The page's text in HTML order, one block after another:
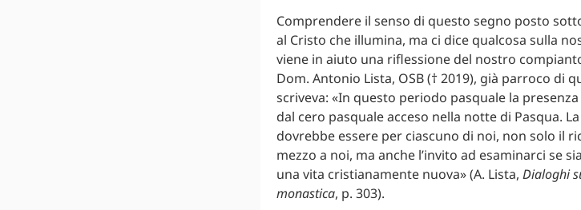
Comprendere il senso di questo segno posto
al Cristo che illumina, ma ci dice qualcosa sulla
viene in aiuto una riflessione del nostro
Dom. Antonio Lista, OSB († 2019), già parroco di
scriveva: «In questo periodo pasquale la
dal cero pasquale acceso nella notte di Pasqua.
dovrebbe essere per ciascuno di noi, non solo il
mezzo a noi, ma anche l’invito ad esaminarci se
una vita cristianamente nuova» (A. Lista, Dialoghi
monastica, p. 303).